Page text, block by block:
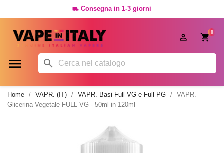
 Consegna in 1-3 giorni
0

 
Home VAPR. (IT) VAPR. Basi Full VG e Full PG
VAPR.
Glicerina Vegetale FULL VG - 50ml in 120ml